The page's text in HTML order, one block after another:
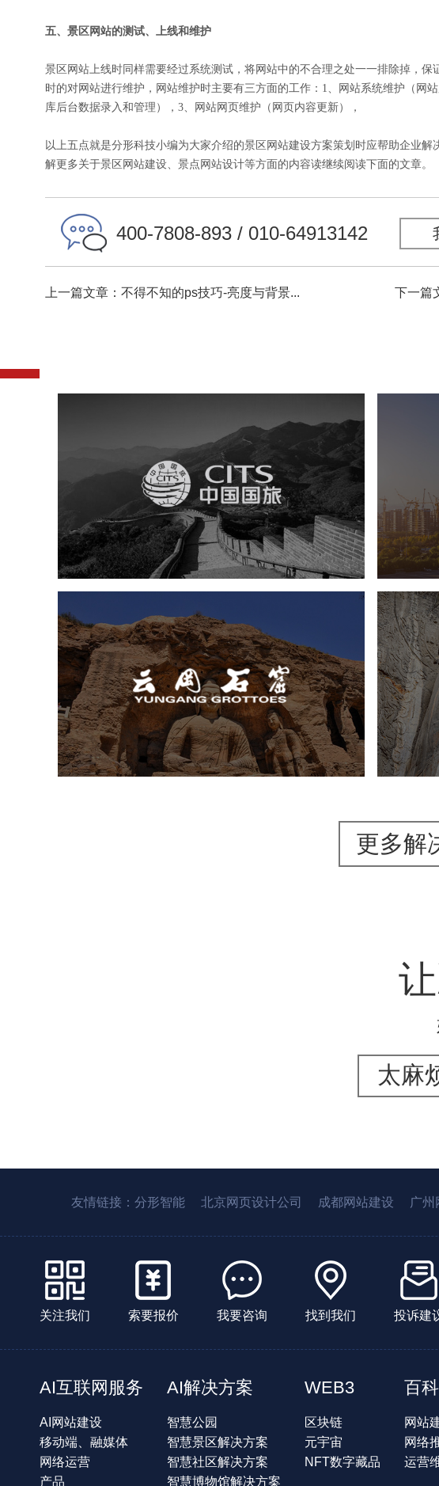
五、景区网站的测试、上线和维护
景区网站上线时同样需要经过系统测试，将网站中的不合理之处一一排除掉，
时的对网站进行维护，网站维护时主要有三方面的工作：1、网站系统维护（网
库后台数据录入和管理），3、网站网页维护（网页内容更新），
以上五点就是分形科技小编为大家介绍的景区网站建设方案策划时应帮助企业
解更多关于景区网站建设、景点网站设计等方面的内容读继续阅读下面的文章。
400-7808-893 / 010-64913142
上一篇文章：不得不知的ps技巧-亮度与背景... 下一篇
中国国旅
旅游休闲 电商网站 网站建设
旅
智慧
云冈石窟
旅游休闲 景区网站建设 品牌官网
网页设计
景区
旅游休
更多解
太麻
友情链接： 分形智能 北京网页设计公司 成都网站建设 广州
关注我们 索要报价 我要咨询 找到我们 投诉建
AI互联网服务
AI网站建设
移动端、融媒体
网络运营
产品
AI解决方案
智慧公园
智慧景区解决方案
智慧社区解决方案
智慧博物馆解决方案
WEB3
区块链
元宇宙
NFT数字藏品
百科
网站
网络
运营